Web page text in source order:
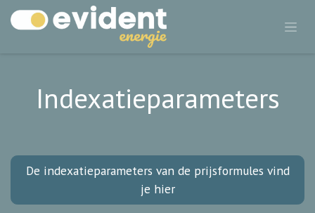
Indexatieparameters
De indexatieparameters van de prijsformules vind
je hier